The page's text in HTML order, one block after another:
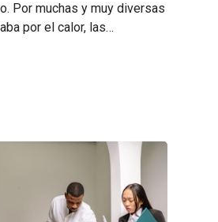
Por muchas y muy diversas
por el calor, las…